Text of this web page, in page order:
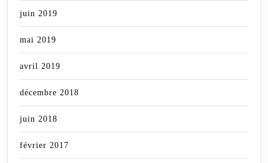
juin 2019
mai 2019
avril 2019
décembre 2018
juin 2018
février 2017